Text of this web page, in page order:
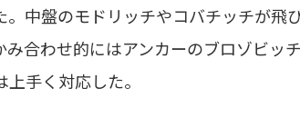
中盤のモドリッチやコバチッチが飛
み合わせ的にはアンカーのブロゾビッ
手く対応した。